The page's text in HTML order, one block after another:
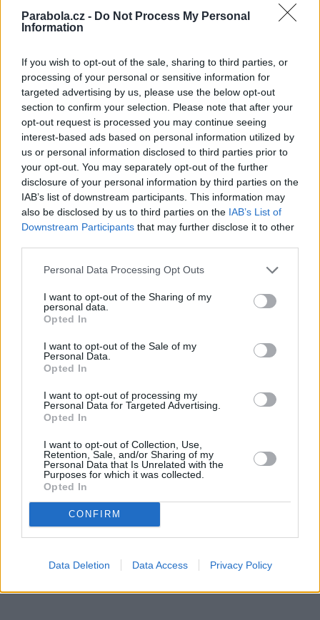
Parabola.cz - Do Not Process My Personal
Information
If you wish to opt-out of the sale, sharing to third parties, or
processing of your personal or sensitive information for
targeted advertising by us, please use the below opt-out
section to confirm your selection. Please note that after your
opt-out request is processed you may continue seeing
interest-based ads based on personal information utilized by
us or personal information disclosed to third parties prior to
your opt-out. You may separately opt-out of the further
disclosure of your personal information by third parties on the
IAB’s list of downstream participants. This information may
also be disclosed by us to third parties on the IAB’s List of
Downstream Participants that may further disclose it to other
Personal Data Processing Opt Outs
I want to opt-out of the Sharing of my
personal data.
Opted In
I want to opt-out of the Sale of my
Personal Data.
Opted In
I want to opt-out of processing my
Personal Data for Targeted Advertising.
Opted In
I want to opt-out of Collection, Use,
Retention, Sale, and/or Sharing of my
Personal Data that Is Unrelated with the
Purposes for which it was collected.
Opted In
CONFIRM
Data Deletion Data Access Privacy Policy
07.08.2026 -Bosch Powertrain s.r.o. Jihlava • linkový střídač • mzda
48.400 Kč • příspěvek na ubytování (Jihlava, okres Jihlava)
okres Jihlava)
07.08.2026 - Specialista pro elektronická zařízení údržby (m/ž) (tř.
Klementa 869, Mladá Boleslav II)
06.08.2026 -Bosch Powertrain s.r.o. Jihlava • CNC operátor• mzda
Kč • náborový bonus 50.000 Kč • příspěvek na ubytování (Jihlava,
Jihlava)
06.08.2026 -Bosch Powertrain s.r.o. • montážní dělník • mzda 44.700
týdenní zálohy na mzdu 2.000 Kč (Jihlava, okres Jihlava)
... další nabídky zaměstnání
Vybrané články
Prima sport - co nabídne v prvním
vysílacím týdnu
Kdy a kde bude Prima sport k
naladění na Skylinku
O webu parabola.cz •O souborech cookies•
Dovolená u moře•Bazény